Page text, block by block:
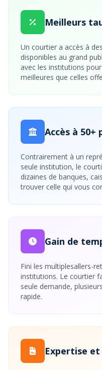
Meilleurs
Un courtier a accès à
disponibles au grand
avec les institutions
meilleures que celles
Accès à 50+
Contrairement à un
seule institution, le
dizaines de banques,
trouver celle qui vous
Gain de
Fini les multiplesallers-
institutions. Le courtier
seule demande,
rapide.
Expertise